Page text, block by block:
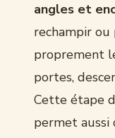
angles et
rechampir ou
proprement
portes,
Cette étape
permet